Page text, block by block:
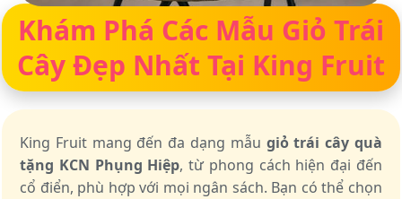
Khám Phá Các Mẫu Giỏ Trái
Cây Đẹp Nhất Tại King Fruit
King Fruit mang đến đa dạng mẫu giỏ trái cây quà
tặng KCN Phụng Hiệp, từ phong cách hiện đại đến
cổ điển, phù hợp với mọi ngân sách. Bạn có thể chọn